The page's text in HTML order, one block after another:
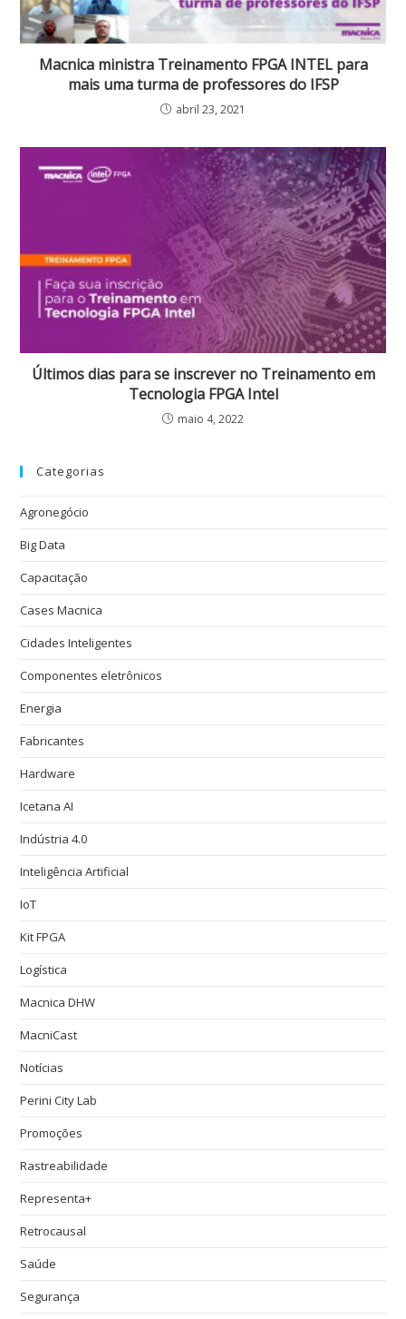
Macnica ministra Treinamento FPGA INTEL para
mais uma turma de professores do IFSP
abril 23, 2021
Últimos dias para se inscrever no Treinamento em
Tecnologia FPGA Intel
maio 4, 2022
Categorias
Agronegócio
Big Data
Capacitação
Cases Macnica
Cidades Inteligentes
Componentes eletrônicos
Energia
Fabricantes
Hardware
Icetana AI
Indústria 4.0
Inteligência Artificial
IoT
Kit FPGA
Logística
Macnica DHW
MacniCast
Notícias
Perini City Lab
Promoções
Rastreabilidade
Representa+
Retrocausal
Saúde
Segurança